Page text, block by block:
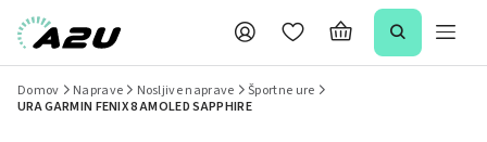
Domov Naprave Nosljive naprave
Športne ure
URA GARMIN FENIX 8 AMOLED SAPPHIRE